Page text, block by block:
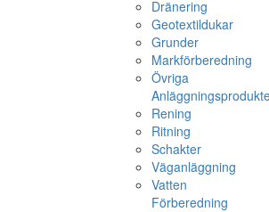
Dränering
Geotextildukar
Grunder
Markförberedning
Övriga
Rening
Ritning
Schakter
Väganläggning
Vatten
Förberedning